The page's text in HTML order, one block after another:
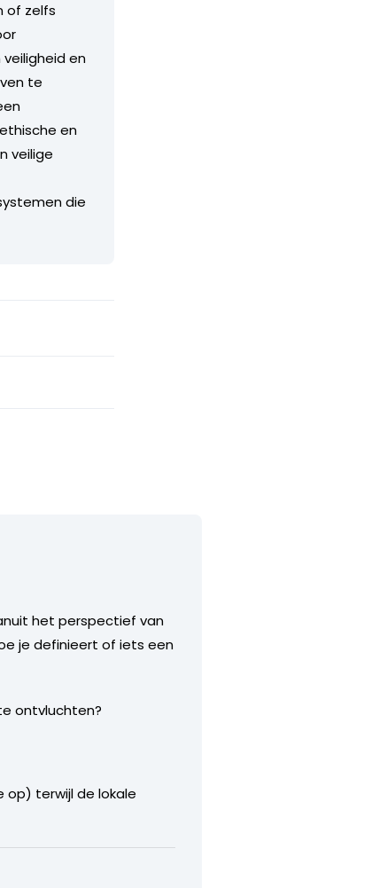
of zelfs
en
te
en
veilige
die
het perspectief van
je definieert of iets een
ontvluchten?
op) terwijl de lokale